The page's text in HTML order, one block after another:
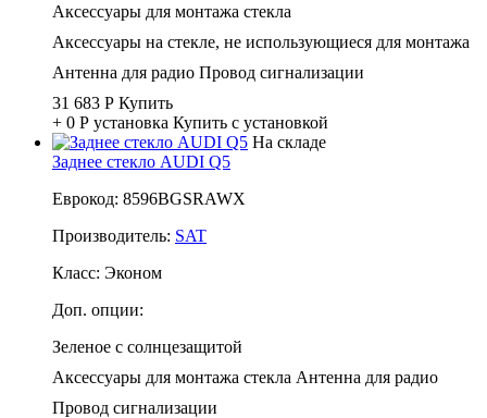
Аксессуары для монтажа стекла
Аксессуары на стекле, не использующиеся для монтажа
Антенна для радио Провод сигнализации
31 683 Р Купить
+ 0 Р установка Купить с установкой
На складе
Заднее стекло AUDI Q5
Еврокод: 8596BGSRAWX
Производитель: SAT
Класс: Эконом
Доп. опции:
Зеленое с солнцезащитой
Аксессуары для монтажа стекла Антенна для радио
Провод сигнализации